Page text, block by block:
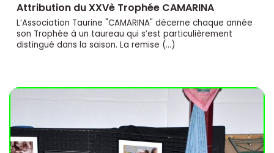
Attribution du XXVè Trophée CAMARINA
L’Association Taurine "CAMARINA" décerne chaque année
son Trophée à un taureau qui s’est particulièrement
distingué dans la saison. La remise (…)